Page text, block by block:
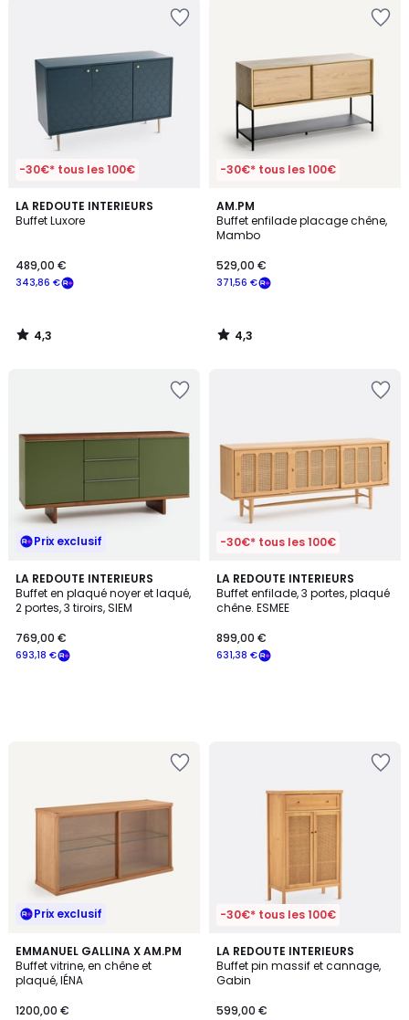
-30€* tous les 100€
LA REDOUTE INTERIEURS
Buffet Luxore
343,86 €
489,00 €
4,3
/ 5
4,3
/
-30€* tous les 100€
AM.PM
Buffet enfilade placage chêne,
Mambo
371,56 €
529,00 €
4,3
/ 5
4,3
/
Prix exclusif
LA REDOUTE INTERIEURS
Buffet en plaqué noyer et laqué,
2 portes, 3 tiroirs, SIEM
693,18 €
769,00 €
-30€* tous les 100€
LA REDOUTE INTERIEURS
Buffet enfilade, 3 portes, plaqué
chêne. ESMEE
631,38 €
899,00 €
Prix exclusif
EMMANUEL GALLINA X AM.PM
Buffet vitrine, en chêne et
plaqué, IÉNA
1200,00 €
-30€* tous les 100€
LA REDOUTE INTERIEURS
Buffet pin massif et cannage,
Gabin
599,00 €
4,4
/ 5